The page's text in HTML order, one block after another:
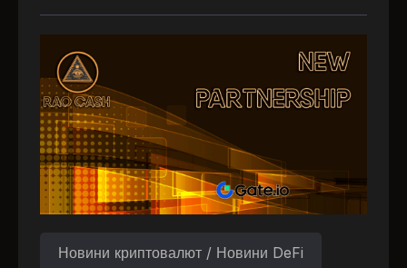
Новини криптовалют / Новини DeFi